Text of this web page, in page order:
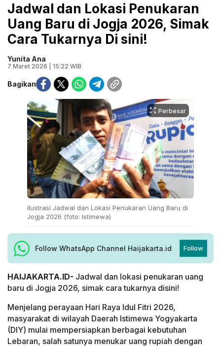
Jadwal dan Lokasi Penukaran
Uang Baru di Jogja 2026, Simak
Cara Tukarnya Di sini!
Yunita Ana
7 Maret 2026 | 15:22 WIB
Bagikan
Perbesar
Ilustrasi Jadwal dan Lokasi Penukaran Uang Baru di
Jogja 2026 (foto: Istimewa)
Follow WhatsApp Channel Haijakarta.id Follow
HAIJAKARTA.ID- Jadwal dan lokasi penukaran uang
baru di Jogja 2026, simak cara tukarnya disini!
Menjelang perayaan Hari Raya Idul Fitri 2026,
masyarakat di wilayah Daerah Istimewa Yogyakarta
(DIY) mulai mempersiapkan berbagai kebutuhan
Lebaran, salah satunya menukar uang rupiah dengan